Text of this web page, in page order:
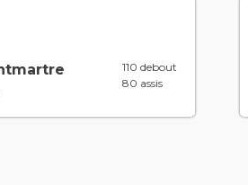
110 debout
80 assis